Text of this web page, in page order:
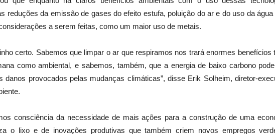
reduções da emissão de gases do efeito estufa, poluição do ar e do uso da água
a serem feitas, como um maior uso de metais.
certo. Sabemos que limpar o ar que respiramos nos trará enormes benefícios
como ambiental, e sabemos, também, que a energia de baixo carbono
danos provocados pelas mudanças climáticas”, disse Erik Solheim, diretor-
consciência da necessidade de mais ações para a construção de uma
o lixo e de inovações produtivas que também criem novos empregos